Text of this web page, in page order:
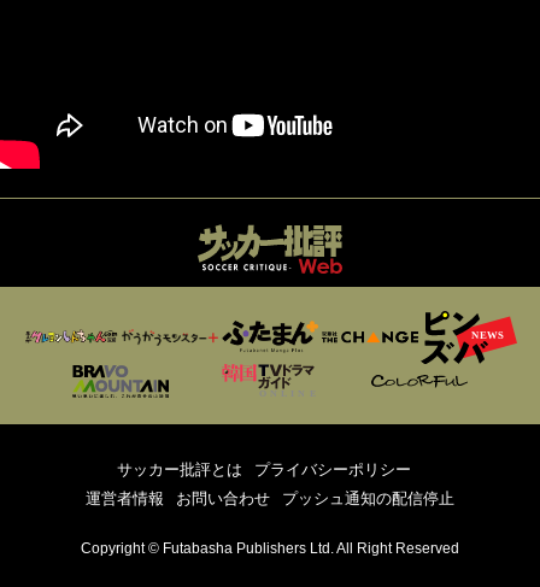
サッカー批評とは
プライバシーポリシー
運営者情報
お問い合わせ プッシュ通知の配信停止
Copyright © Futabasha Publishers Ltd. All Right Reserved